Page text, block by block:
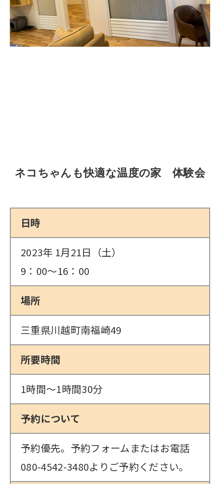
ネコちゃんも快適な温度の家 体験会
日時
2023年 1月21日（土）
9：00～16：00
場所
三重県川越町南福崎49
所要時間
1時間～1時間30分
予約について
予約優先。予約フォームまたはお電話
080-4542-3480よりご予約ください。